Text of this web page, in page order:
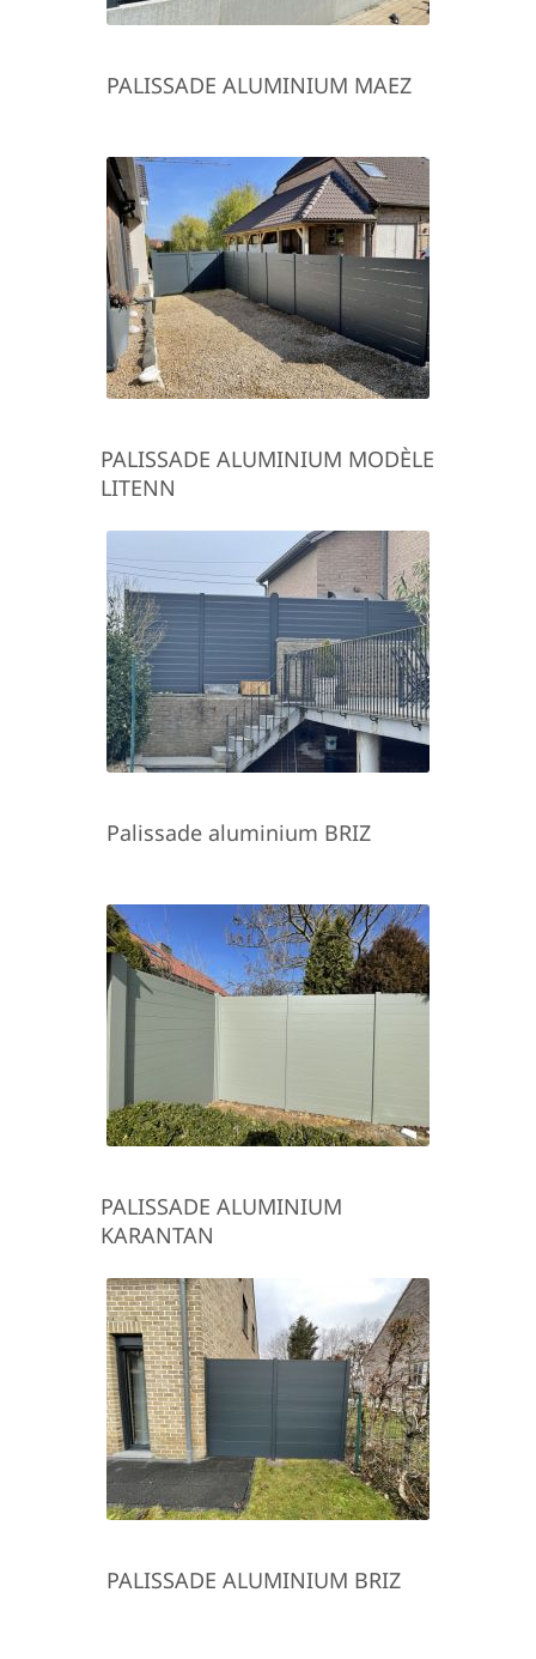
PALISSADE ALUMINIUM MAEZ
PALISSADE ALUMINIUM MODÈLE
LITENN
Palissade aluminium BRIZ
PALISSADE ALUMINIUM
KARANTAN
PALISSADE ALUMINIUM BRIZ